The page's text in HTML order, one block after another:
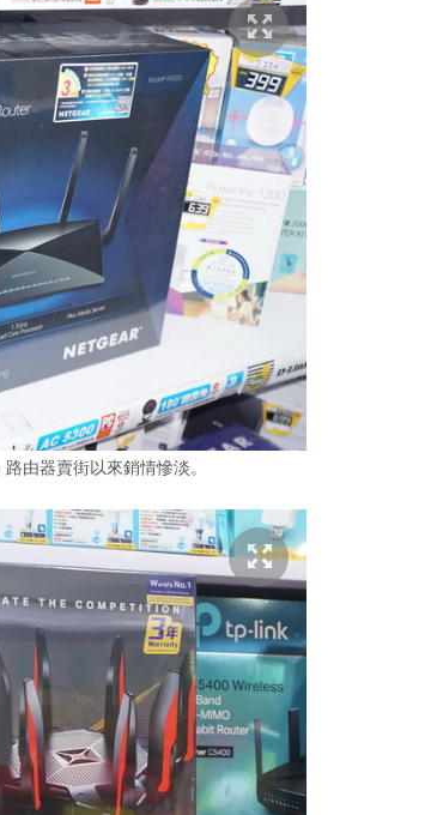
由器賣街以來銷情慘淡。